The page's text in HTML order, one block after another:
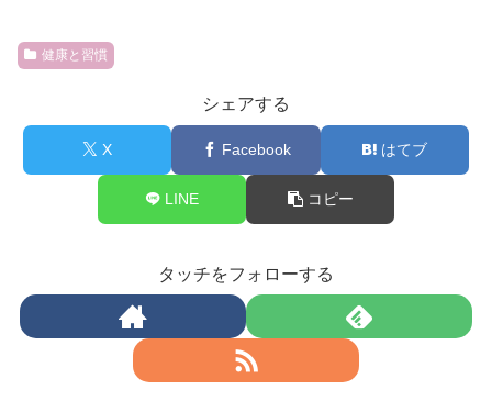
健康と習慣
シェアする
X Facebook はてブ
LINE コピー
タッチをフォローする